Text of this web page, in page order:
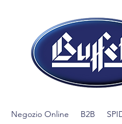
Negozio Online B2B